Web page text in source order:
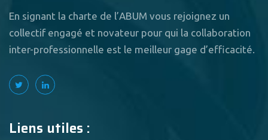
En signant la charte de l’ABUM vous rejoignez un
collectif engagé et novateur pour qui la collaboration
inter-professionnelle est le meilleur gage d’efficacité.
Liens utiles :